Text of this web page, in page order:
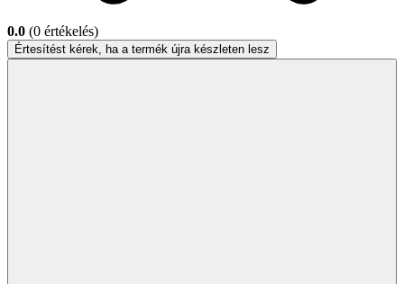
0.0 (0 értékelés)
Értesítést kérek, ha a termék újra készleten lesz